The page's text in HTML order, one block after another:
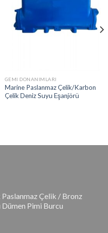
GEMI DONANIMLARI
Marine Paslanmaz Çelik/Karbon
Çelik Deniz Suyu Eşanjörü
Çelik / Bronz
Dümen Pimi Burcu